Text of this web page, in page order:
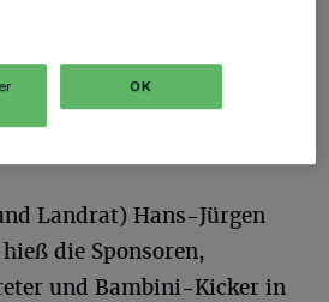
Die fünf Jungen lösten sich beim
absolut fair ab.
Landrat) Hans-Jürgen
die Sponsoren,
und Bambini-Kicker in
OK